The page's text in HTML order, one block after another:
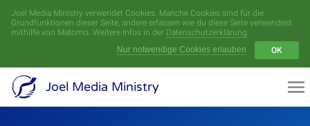
Joel Media Ministry verwendet Cookies. Manche Cookies sind für die
Grundfunktionen dieser Seite, andere erfassen wie du diese Seite verwendest
mithilfe von Matomo. Weitere Infos in der Datenschutzerklärung.
Nur notwendige Cookies erlauben
OK
Joel Media Ministry
Menü
Videoarchiv